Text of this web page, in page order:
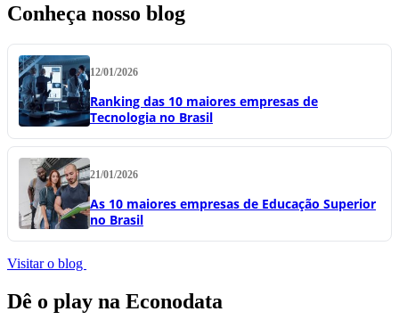
Conheça nosso blog
12/01/2026
Ranking das 10 maiores empresas de
Tecnologia no Brasil
21/01/2026
As 10 maiores empresas de Educação Superior
no Brasil
Visitar o blog
Dê o play na Econodata